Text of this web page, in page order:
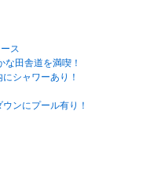
ス
田舎道を満喫！
シャワーあり！
ンにプール有り！